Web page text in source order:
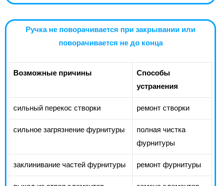
Ручка не поворачивается при закрывании или
поворачивается не до конца
Возможные причины
Способы
устранения
сильный перекос створки ремонт створки
сильное загрязнение фурнитуры
полная чистка
фурнитуры
заклинивание частей фурнитуры ремонт фурнитуры